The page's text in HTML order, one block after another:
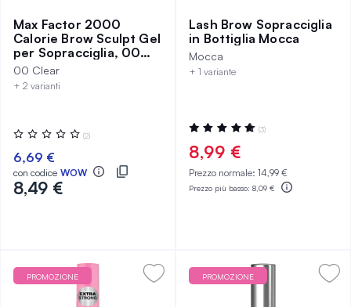
Max Factor 2000
Calorie Brow Sculpt Gel
per Sopracciglia, 00
Clear
00 Clear
+ 2 varianti
Valutazione:
0%
(2)
6,69 €
con codice WOW
8,49 €
Lash Brow Sopracciglia
in Bottiglia Mocca
Mocca
+ 1 variante
Valutazione:
100%
(3)
8,99 €
Prezzo normale: 14,99 €
Prezzo più basso: 8,09 €
PROMOZIONE PROMOZIONE